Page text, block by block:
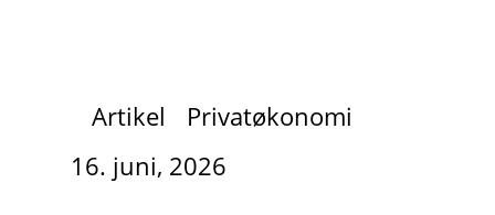
Artikel
Privatøkonomi
16. juni, 2026